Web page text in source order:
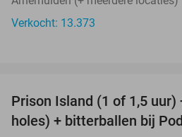
Verkocht: 13.373
Prison Island (1 of 1,5
holes) + bitterballen bij